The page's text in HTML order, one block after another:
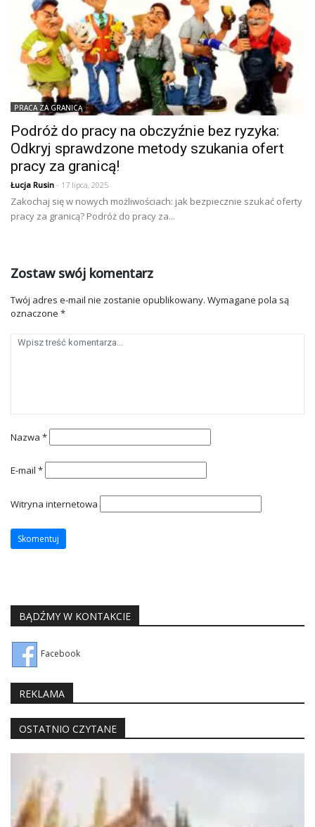
PRACA ZA GRANICĄ
Podróż do pracy na obczyźnie bez ryzyka:
Odkryj sprawdzone metody szukania ofert
pracy za granicą!
Łucja Rusin - 17 lipca, 2025
Zakochaj się w nowych możliwościach: jak bezpiecznie szukać oferty
pracy za granicą? Podróż do pracy za...
Zostaw swój komentarz
Twój adres e-mail nie zostanie opublikowany. Wymagane pola są
oznaczone *
Nazwa *
E-mail *
Witryna internetowa
BĄDŹMY W KONTAKCIE
Facebook
REKLAMA
OSTATNIO CZYTANE